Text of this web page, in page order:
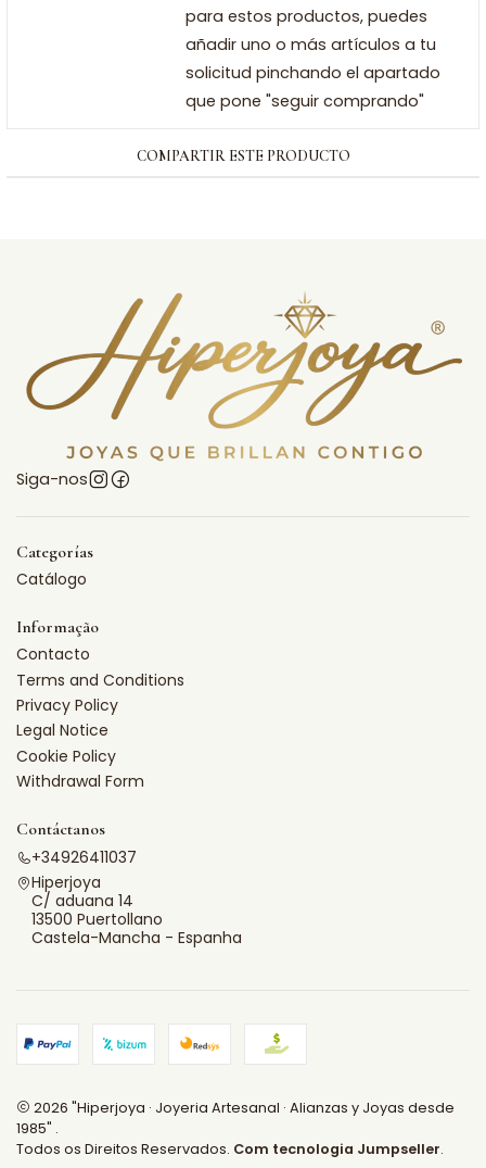
para estos productos, puedes
añadir uno o más artículos a tu
solicitud pinchando el apartado
que pone "seguir comprando"
COMPARTIR ESTE PRODUCTO
Siga-nos
Categorías
Catálogo
Informação
Contacto
Terms and Conditions
Privacy Policy
Legal Notice
Cookie Policy
Withdrawal Form
Contáctanos
+34926411037
Hiperjoya
C/ aduana 14
13500 Puertollano
Castela-Mancha - Espanha
2026 "Hiperjoya · Joyeria Artesanal · Alianzas y Joyas desde
1985" .
Todos os Direitos Reservados. Com tecnologia Jumpseller.